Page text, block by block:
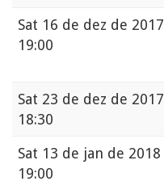
Sat 16 de dez de 2017
19:00
Sat 23 de dez de 2017
18:30
Sat 13 de jan de 2018
19:00